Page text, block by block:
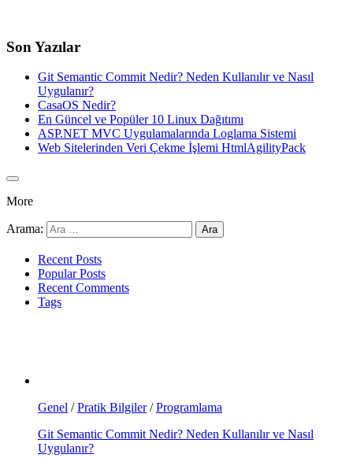
Son Yazılar
Git Semantic Commit Nedir? Neden Kullanılır ve Nasıl
Uygulanır?
CasaOS Nedir?
En Güncel ve Popüler 10 Linux Dağıtımı
ASP.NET MVC Uygulamalarında Loglama Sistemi
Web Sitelerinden Veri Çekme İşlemi HtmlAgilityPack
More
Arama:
Recent Posts
Popular Posts
Recent Comments
Tags
Genel /Pratik Bilgiler/Programlama
Git Semantic Commit Nedir? Neden Kullanılır ve Nasıl
Uygulanır?